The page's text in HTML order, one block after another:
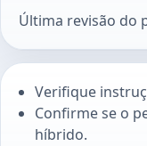
Última revisão do
Verifique
Confirme se o
híbrido.